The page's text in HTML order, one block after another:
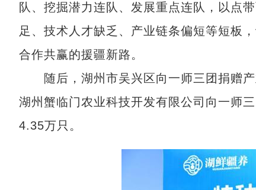
队、挖掘潜力连队、发展重点连队，以点
足、技术人才缺乏、产业链条偏短等短板
合作共赢的援疆新路。
随后，湖州市吴兴区向一师三团捐赠产
湖州蟹临门农业科技开发有限公司向一师
4.35万只。